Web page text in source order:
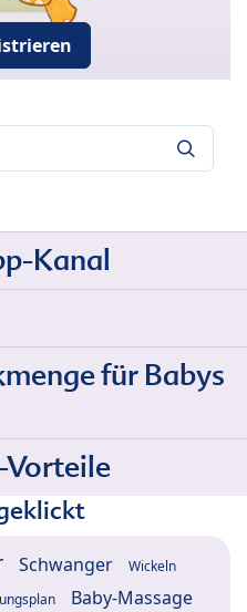
Kanal
für Babys
Vorteile
Schwanger Wickeln
Baby-Massage